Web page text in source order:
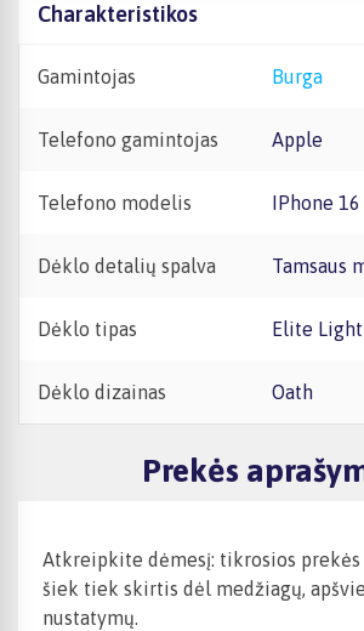
Charakteristikos
Gamintojas Burga
Telefono gamintojas Apple
Telefono modelis iPhone
Dėklo detalių spalva Tamsaus
Dėklo tipas Elite
Dėklo dizainas Oath
Prekės
Atkreipkite dėmesį: tikrosios prekės
šiek tiek skirtis dėl medžiagų,
nustatymų.